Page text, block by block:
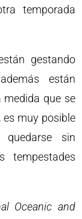
temporada
gestando
están
medida que se
es muy posible
sin
tempestades
Oceanic and